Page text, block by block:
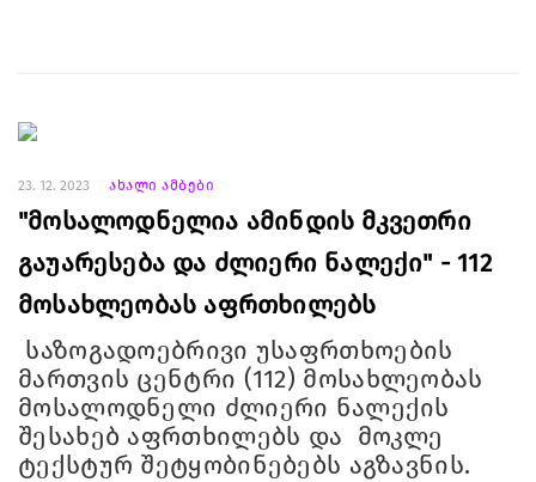
23. 12. 2023 ახალი ამბები
"მოსალოდნელია ამინდის მკვეთრი
გაუარესება და ძლიერი ნალექი" - 112
მოსახლეობას აფრთხილებს
საზოგადოებრივი უსაფრთხოების
მართვის ცენტრი (112) მოსახლეობას
მოსალოდნელი ძლიერი ნალექის
შესახებ აფრთხილებს და მოკლე
ტექსტურ შეტყობინებებს აგზავნის.